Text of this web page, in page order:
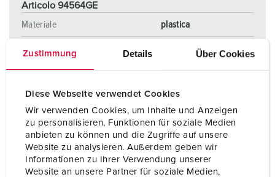
Zustimmung Details Über Cookies
Diese Webseite verwendet Cookies
Wir verwenden Cookies, um Inhalte und Anzeigen
zu personalisieren, Funktionen für soziale Medien
anbieten zu können und die Zugriffe auf unsere
Website zu analysieren. Außerdem geben wir
Informationen zu Ihrer Verwendung unserer
Website an unsere Partner für soziale Medien,
Articolo 94564GE
Materiale
plastica
Grado di protezione
CEE 16 A, 5 p, 400 V 1
CEE 32 A, 5 p, 400 V 1
SCHUKO® 16 A, 230 V 2
AL PRODOTTO